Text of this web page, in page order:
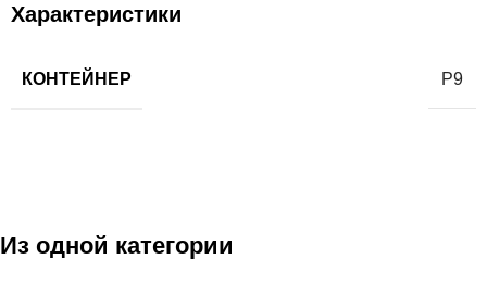
Характеристики
КОНТЕЙНЕР Р9
Из одной категории